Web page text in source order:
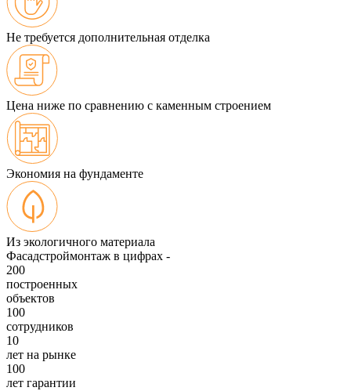
Не требуется дополнительная отделка
Цена ниже по сравнению с каменным строением
Экономия на фундаменте
Из экологичного материала
Фасадстроймонтаж в цифрах -
200
построенных
объектов
100
сотрудников
10
лет на рынке
100
лет гарантии